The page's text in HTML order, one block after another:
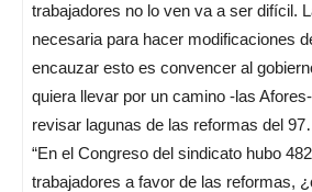
trabajadores no lo ven va a ser difícil.
necesaria para hacer modificaciones
encauzar esto es convencer al
quiera llevar por un camino -las
revisar lagunas de las reformas del
“En el Congreso del sindicato hubo
trabajadores a favor de las reformas,